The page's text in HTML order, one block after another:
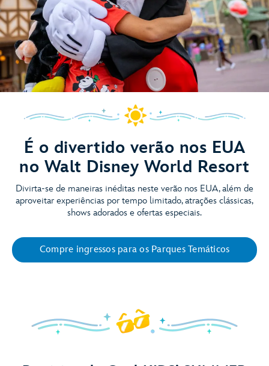
É o divertido verão nos EUA
no Walt Disney World Resort
Divirta-se de maneiras inéditas neste verão nos EUA, além de
aproveitar experiências por tempo limitado, atrações clássicas,
shows adorados e ofertas especiais.
Compre ingressos para os Parques Temáticos